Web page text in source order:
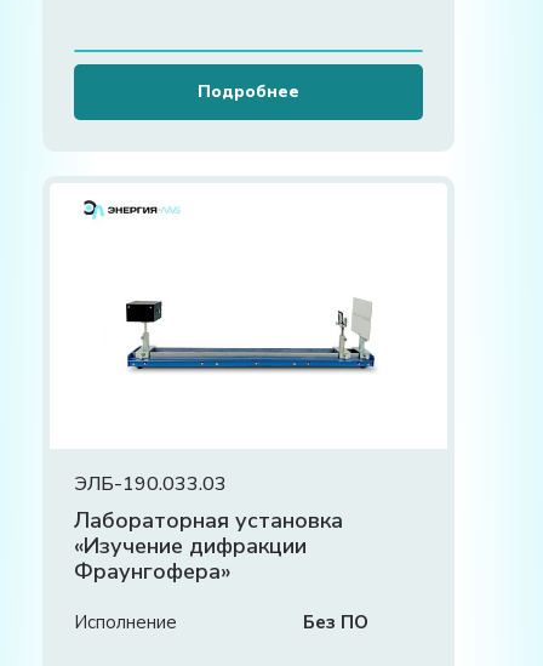
Подробнее
ЭЛБ-190.033.03
Лабораторная установка
«Изучение дифракции
Фраунгофера»
Исполнение Без ПО